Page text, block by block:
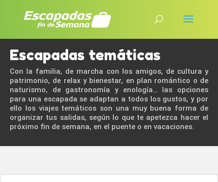
Escapadas temáticas
Con la familia, de marcha con los amigos, de cultura y
patrimonio, de relax y bienestar, en plan romántico o de
naturismo, de gastronomía y enología… las opciones
para una escapada se adaptan a todos los gustos, y por
ello los viajes temáticos son una muy buena forma de
organizar tus salidas, según lo que te apetezca hacer el
próximo fin de semana, en el puente o en vacaciones.